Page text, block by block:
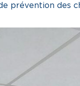
prévention des